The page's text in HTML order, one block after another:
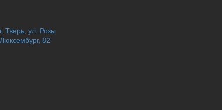
г. Тверь, ул. Розы
Люксембург, 82